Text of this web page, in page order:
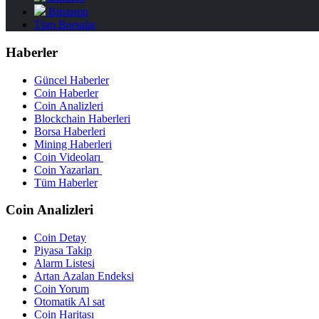
Bitstamp
Tüm Borsalar
Haberler
Güncel Haberler
Coin Haberler
Coin Analizleri
Blockchain Haberleri
Borsa Haberleri
Mining Haberleri
Coin Videoları
Coin Yazarları
Tüm Haberler
Coin Analizleri
Coin Detay
Piyasa Takip
Alarm Listesi
Artan Azalan Endeksi
Coin Yorum
Otomatik Al sat
Coin Haritası